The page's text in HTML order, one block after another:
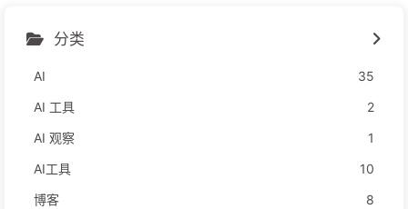
分类
AI
35
AI 工具
2
AI 观察
1
AI工具
10
博客
8